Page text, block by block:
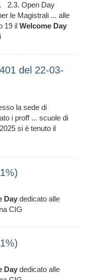
2.3. Open Day
le Magistrali ... alle
19 il Welcome Day
del 22-03-
la sede di
i proff ... scuole di
si è tenuto il
Day dedicato alle
CIG
Day dedicato alle